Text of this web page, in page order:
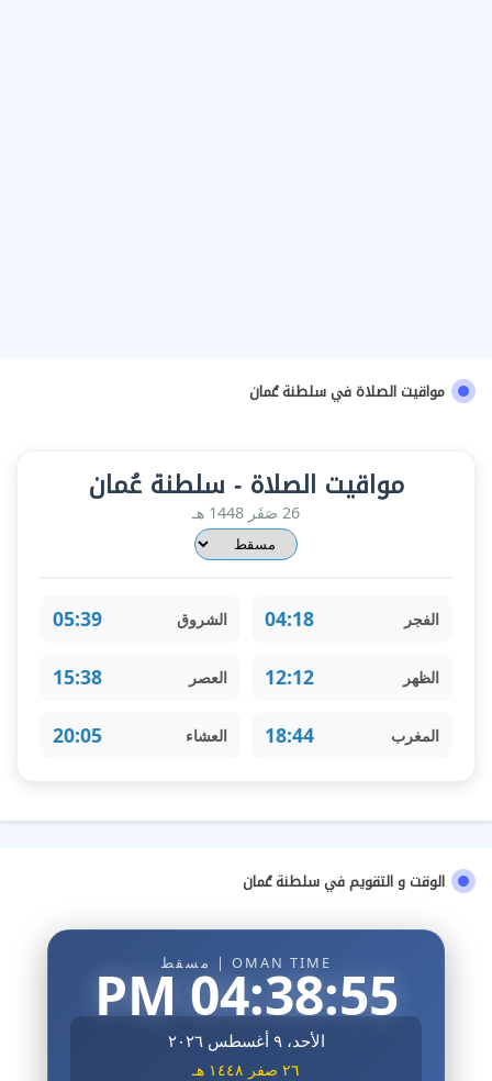
مواقيت الصلاة في سلطنة عُمان
مواقيت الصلاة - سلطنة عُمان
26 صَفَر 1448 هـ
الفجر 04:18 الشروق 05:39
الظهر 12:12 العصر 15:38
المغرب 18:44 العشاء 20:05
الوقت و التقويم في سلطنة عُمان
OMAN TIME | مسقط
04:38:56 PM
الأحد، ٩ أغسطس ٢٠٢٦
٢٦ صفر ١٤٤٨ هـ